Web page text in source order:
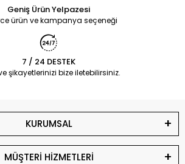
Geniş Ürün Yelpazesi
ürün ve kampanya seçeneği
7 / 24 DESTEK
şikayetlerinizi bize iletebilirsiniz.
KURUMSAL
MÜŞTERİ HİZMETLERİ